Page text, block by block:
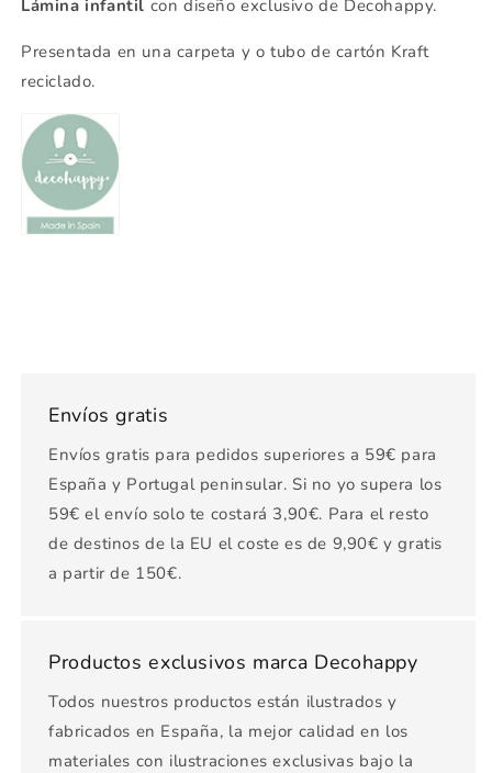
Lámina infantil con diseño exclusivo de Decohappy.
Presentada en una carpeta y o tubo de cartón Kraft
reciclado.
Envíos gratis
Envíos gratis para pedidos superiores a 59€ para
España y Portugal peninsular. Si no yo supera los
59€ el envío solo te costará 3,90€. Para el resto
de destinos de la EU el coste es de 9,90€ y gratis
a partir de 150€.
Productos exclusivos marca Decohappy
Todos nuestros productos están ilustrados y
fabricados en España, la mejor calidad en los
materiales con ilustraciones exclusivas bajo la